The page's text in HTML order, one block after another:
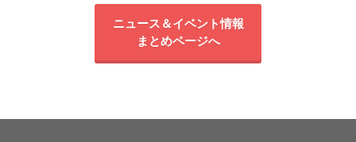
ニュース＆イベント情報
まとめページへ